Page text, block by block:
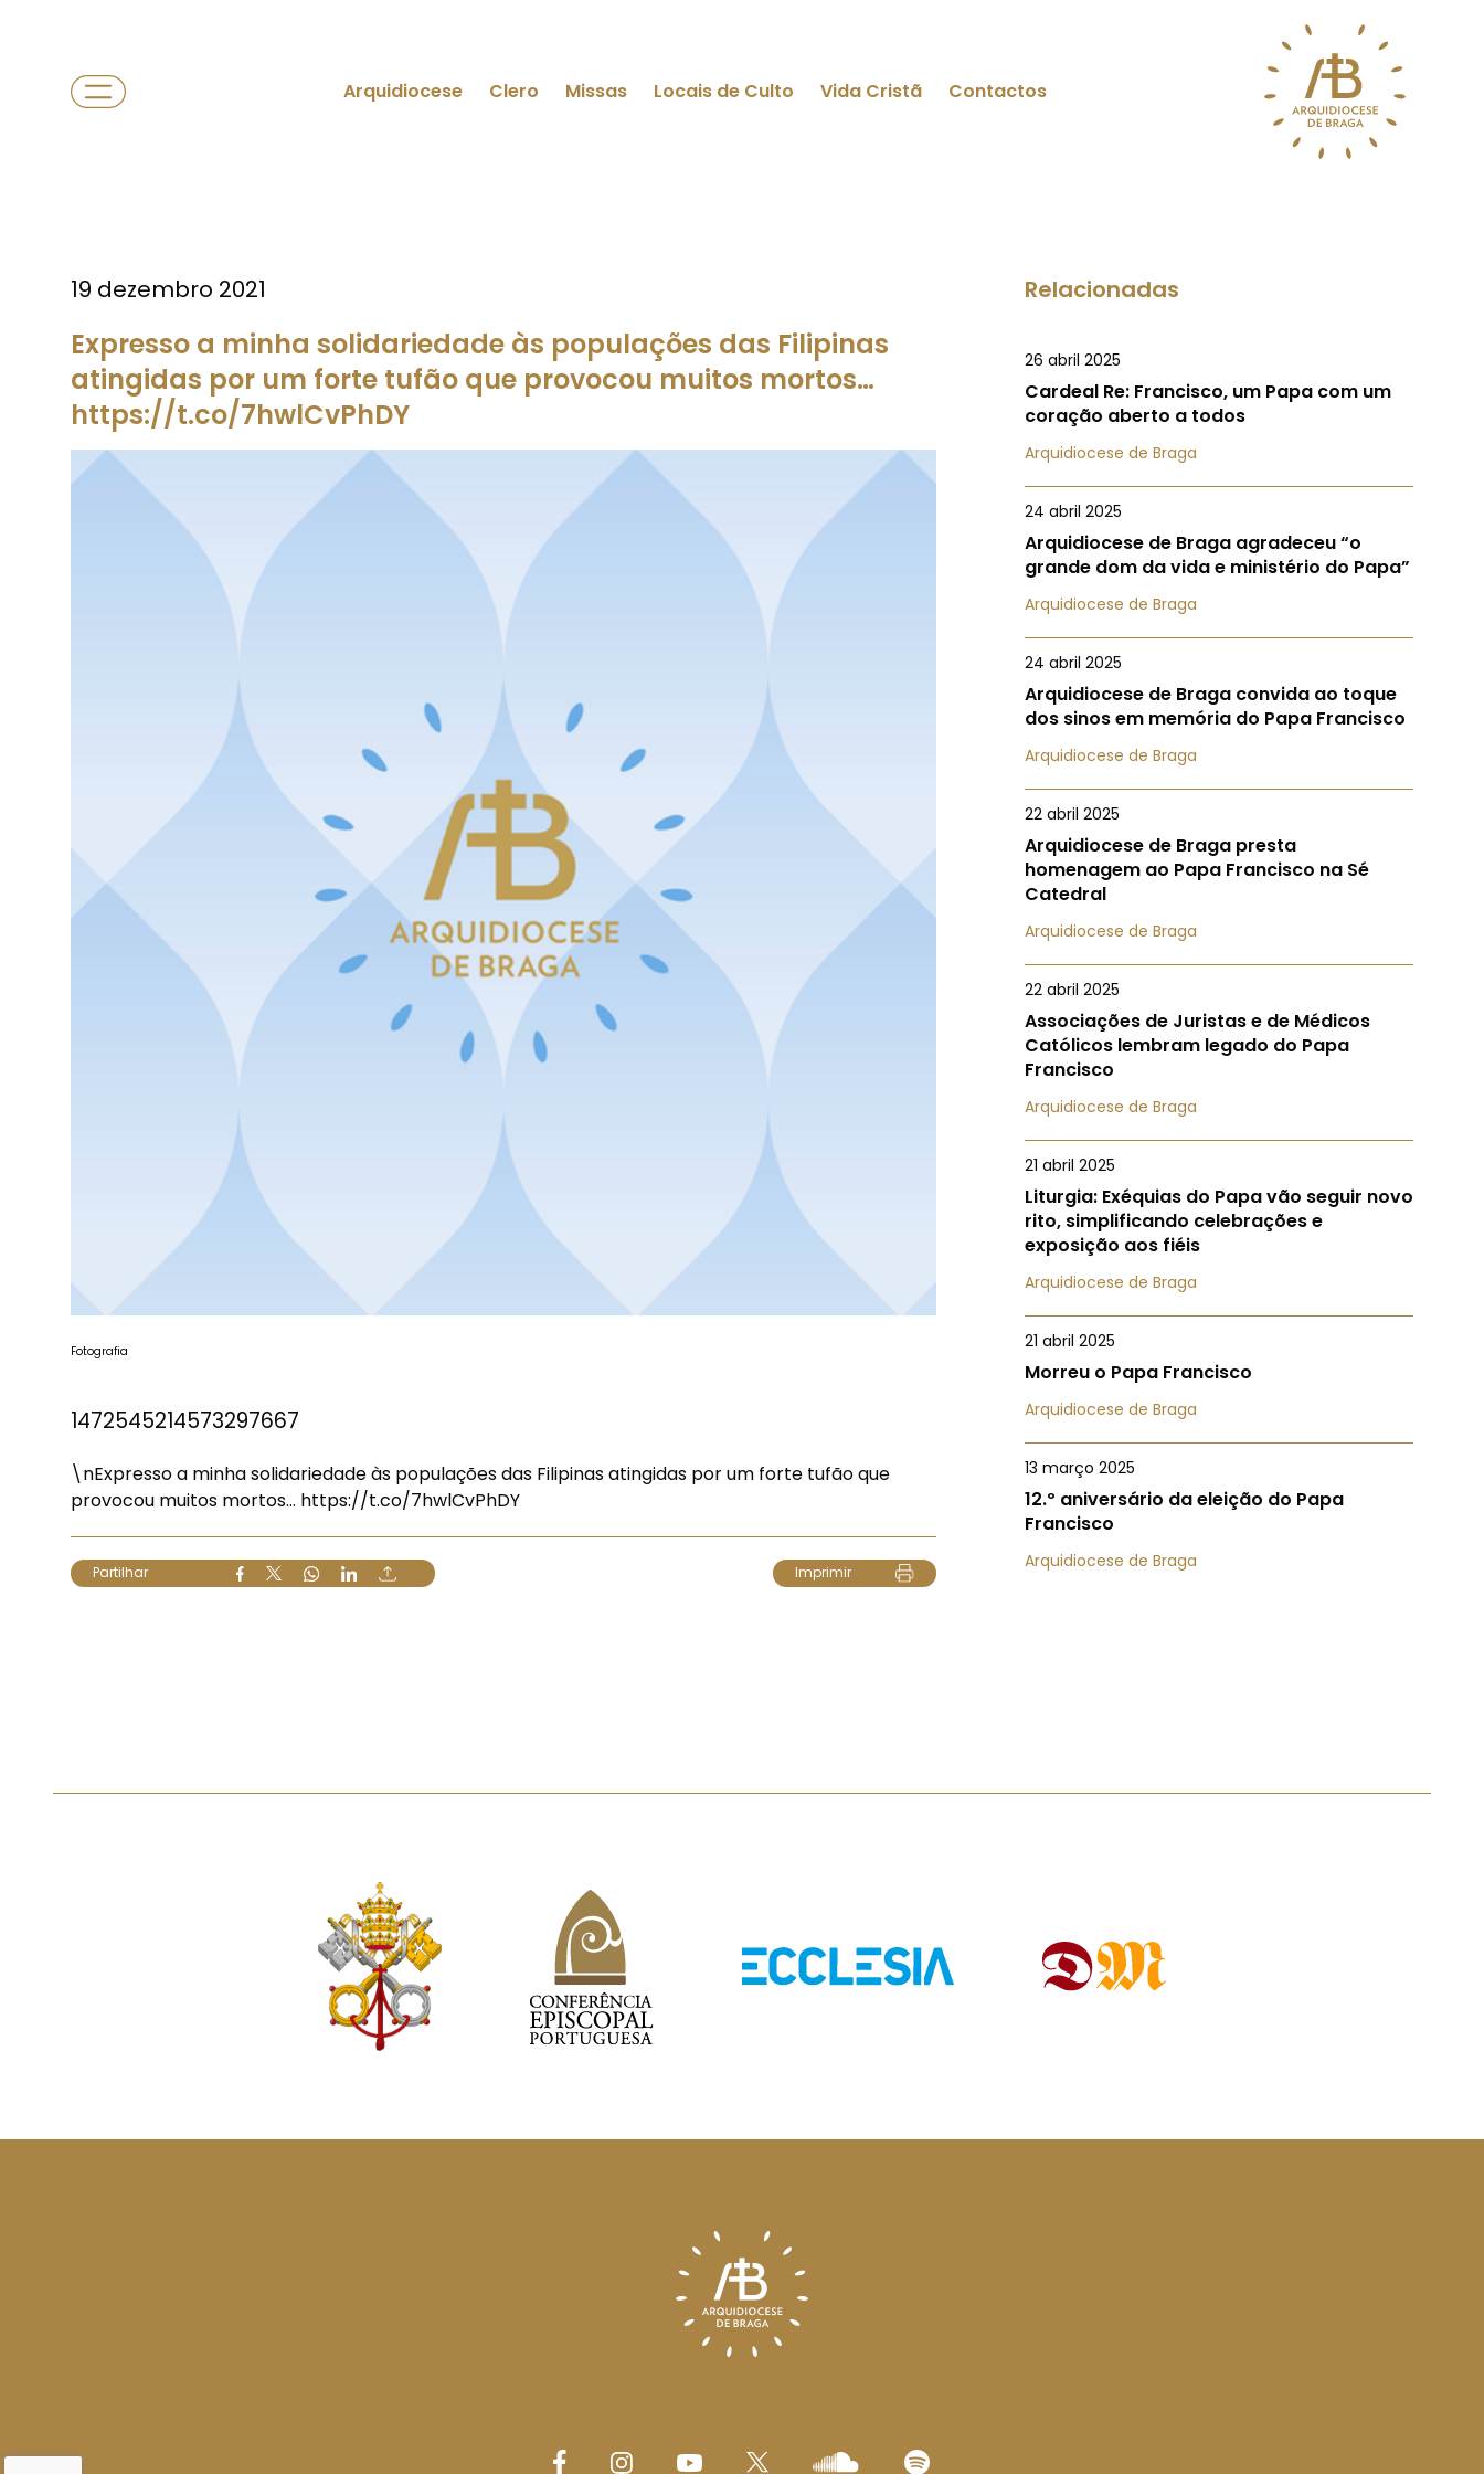
Arquidiocese Clero Missas Locais de Culto Vida Cristã Contactos
19 dezembro 2021
Expresso a minha solidariedade às populações das Filipinas
atingidas por um forte tufão que provocou muitos mortos…
https://t.co/7hwlCvPhDY
Fotografia
1472545214573297667
\nExpresso a minha solidariedade às populações das Filipinas atingidas por um forte tufão que
provocou muitos mortos… https://t.co/7hwlCvPhDY
Partilhar Imprimir
Relacionadas
26 abril 2025
Cardeal Re: Francisco, um Papa com um
coração aberto a todos
Arquidiocese de Braga
24 abril 2025
Arquidiocese de Braga agradeceu “o
grande dom da vida e ministério do Papa”
Arquidiocese de Braga
24 abril 2025
Arquidiocese de Braga convida ao toque
dos sinos em memória do Papa Francisco
Arquidiocese de Braga
22 abril 2025
Arquidiocese de Braga presta
homenagem ao Papa Francisco na Sé
Catedral
Arquidiocese de Braga
22 abril 2025
Associações de Juristas e de Médicos
Católicos lembram legado do Papa
Francisco
Arquidiocese de Braga
21 abril 2025
Liturgia: Exéquias do Papa vão seguir novo
rito, simplificando celebrações e
exposição aos fiéis
Arquidiocese de Braga
21 abril 2025
Morreu o Papa Francisco
Arquidiocese de Braga
13 março 2025
12.º aniversário da eleição do Papa
Francisco
Arquidiocese de Braga